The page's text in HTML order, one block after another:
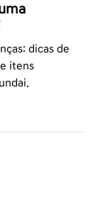
dicas de
itens